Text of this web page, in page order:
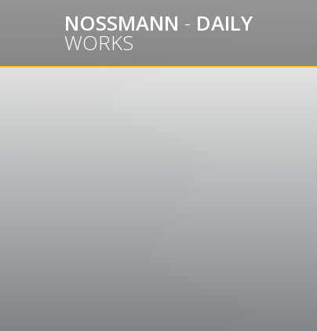
NOSSMANN - DAILY
WORKS